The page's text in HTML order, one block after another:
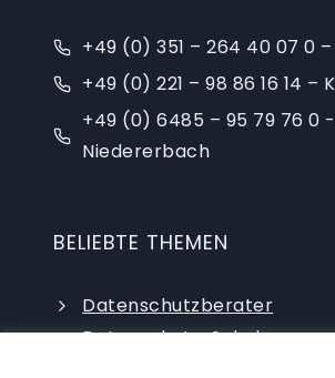
+49 (0) 351 – 264 40 07 0
+49 (0) 221 – 98 86 16 14 –
+49 (0) 6485 – 95 79 76 0 -
Niedererbach
BELIEBTE THEMEN
Datenschutzberater
Datenschutz-Schulungen